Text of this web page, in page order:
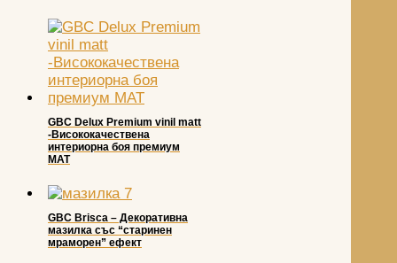
GBC Delux Premium vinil matt
-Висококачествена
интериорна боя премиум
МАТ
GBC Brisca – Декоративна
мазилка със “старинен
мраморен” ефект